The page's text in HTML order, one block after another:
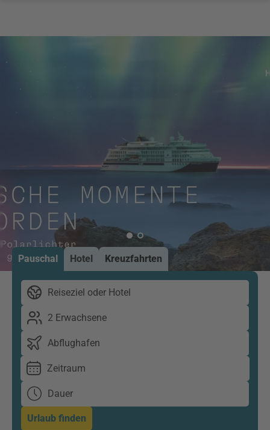
Pauschal Hotel Kreuzfahrten
Reiseziel oder Hotel
2 Erwachsene
Abflughafen
Zeitraum
Dauer
Urlaub finden